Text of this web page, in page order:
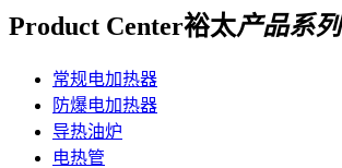
Product Center裕太产品系列
常规电加热器
防爆电加热器
导热油炉
电热管